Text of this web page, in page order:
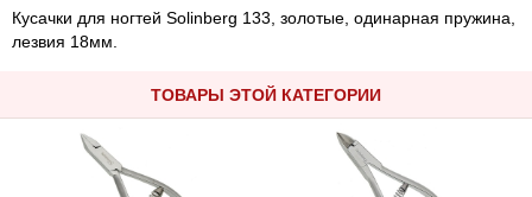
Кусачки для ногтей Solinberg 133, золотые, одинарная пружина,
лезвия 18мм.
ТОВАРЫ ЭТОЙ КАТЕГОРИИ